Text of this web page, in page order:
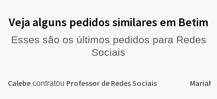
Veja alguns pedidos similares em Betim
Esses são os últimos pedidos para Redes
Sociais
Calebe contratou Professor de Redes Sociais Mariah